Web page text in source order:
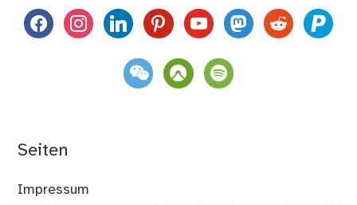
facebookinstagramlinkedinpinterestyoutubemastodon
reddit paypal
weixin komootspotify
Seiten
Impressum